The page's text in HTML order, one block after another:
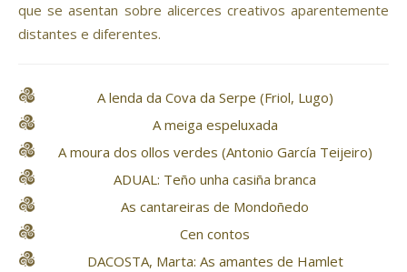
que se asentan sobre alicerces creativos aparentemente
distantes e diferentes.
A lenda da Cova da Serpe (Friol, Lugo)
A meiga espeluxada
A moura dos ollos verdes (Antonio García Teijeiro)
ADUAL: Teño unha casiña branca
As cantareiras de Mondoñedo
Cen contos
DACOSTA, Marta: As amantes de Hamlet